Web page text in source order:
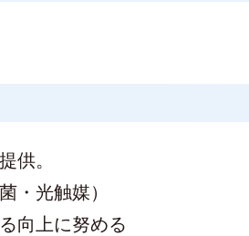
供。
・光触媒）
向上に努める